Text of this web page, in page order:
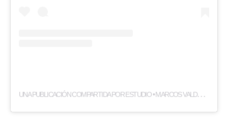
U
NA PUBLICACIÓN COMPARTIDA POR ESTUDIO • MARCOS VALDERRAMA (@VALDERRAMAESTUDIO)